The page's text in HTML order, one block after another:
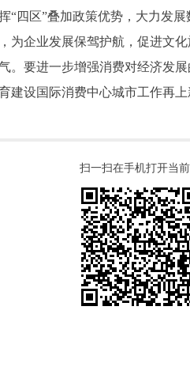
“四区”叠加政策优势，大力发
为企业发展保驾护航，促进文
。要进一步增强消费对经济发
设国际消费中心城市工作再上
扫一扫在手机打开当